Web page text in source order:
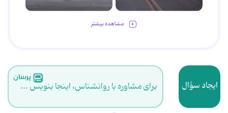
مشاهده بیشتر
ایجاد سؤال برای مشاوره با روانشناس، اینجا بنویس ...